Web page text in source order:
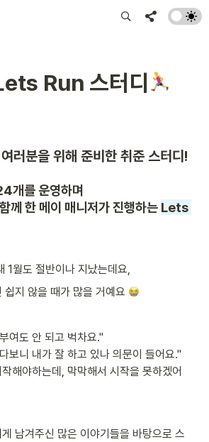
Run 스터디
러분을 위해 준비한 취준 스터디!
개를 운영하며
께 한 메이 매니저가 진행하는 Lets
1월도 절반이나 지났는데요,
쉽지 않을 때가 많을 거예요
여도 안 되고 벅차요."
보니 내가 잘 하고 있나 의문이 들어요."
해야하는데, 막막해서 시작을 못하겠어
남겨주신 많은 이야기들을 바탕으로 스